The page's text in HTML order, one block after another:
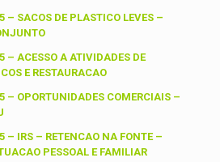
– SACOS DE PLASTICO LEVES –
– ACESSO A ATIVIDADES DE
E RESTAURACAO
– OPORTUNIDADES COMERCIAIS –
– IRS – RETENCAO NA FONTE –
PESSOAL E FAMILIAR